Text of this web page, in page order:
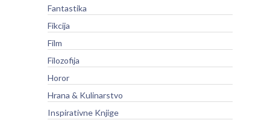
Fantastika
Fikcija
Film
Filozofija
Horor
Hrana & Kulinarstvo
Inspirativne Knjige